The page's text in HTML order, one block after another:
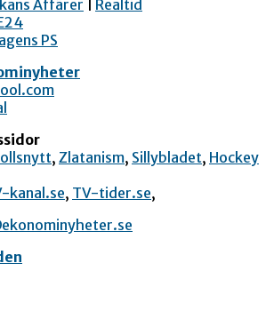
Affärer
Realtid
PS
, Zlatanism, Sillybladet, Hockey
kanal.se, TV-tider.se,